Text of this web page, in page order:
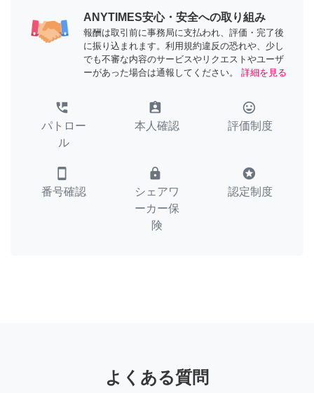
ANYTIMES安心・安全への取り組み
報酬は取引前に事務局に支払われ、評価・完了後
に振り込まれます。利用規約違反の恐れや、少し
でも不審な内容のサービスやリクエストやユーザ
ーがあった場合は通報してください。
詳細を見る
perm_phone_msg
パトロー
ル
assignment_ind
本人確認
tag_faces
評価制度
smartphone
番号確認
lock
シェアワ
ーカー保
険
stars
認定制度
よくある質問